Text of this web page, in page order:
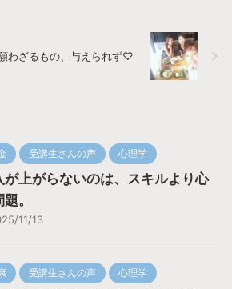
わざるもの、与えられず♡
受講生さんの声 心理学
が上がらないのは、スキルより心
。
11/13
受講生さんの声 心理学